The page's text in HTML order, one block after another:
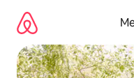
directement
contenu